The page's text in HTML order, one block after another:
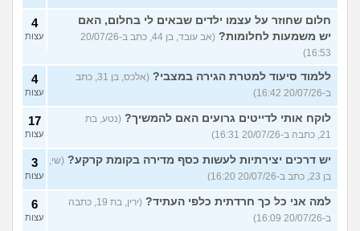
חלום שחוזר על עצמו ילדים שבאים לי בחלום, האם
יש משמעות לחלומות?
(אב עובד, בן 44, כתב ב-20/07/26
16:53)
4
עצות
ללמוד סיעוד למטרת הגירה במצבי?
(אלכס, בן 31, כתב
ב-20/07/26 16:42)
4
עצות
לוקח אותי לדייטים גרועים האם להמשיך? (נטע, בת
21, כתבה ב-20/07/26 16:31)
17
עצות
יש דרכים יצירתיות לעשות כסף מדירה בקומת קרקע? (שי,
בן 23, כתב ב-20/07/26 16:20)
3
עצות
למה אני כל כך חרדתית כלפי העתיד?
(ירין, בת 19, כתבה
ב-20/07/26 16:09)
6
עצות